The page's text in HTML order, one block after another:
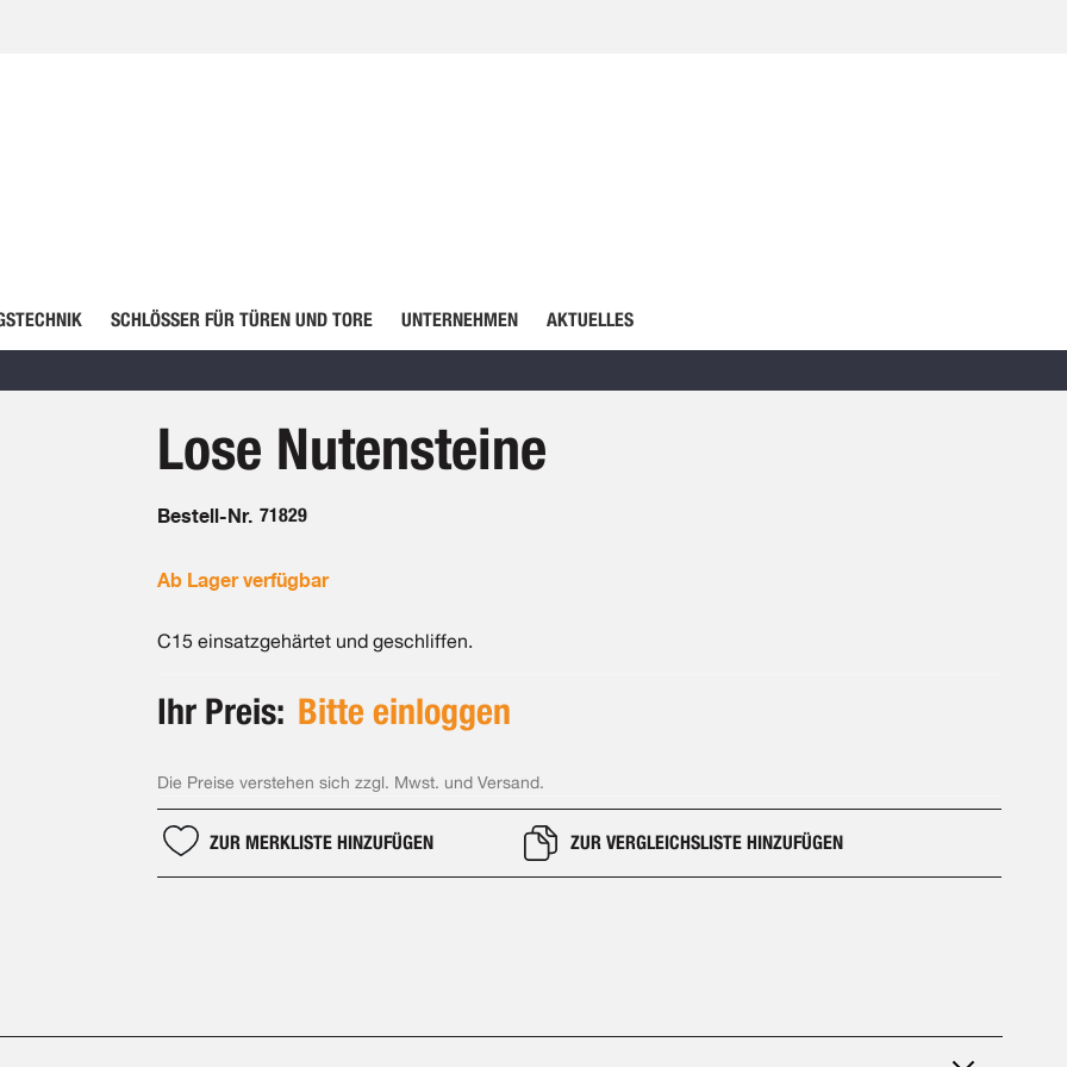
SCHLÖSSER FÜR TÜREN UND TORE UNTERNEHMEN AKTUELLES
Lose Nutensteine
Bestell-Nr. 71829
Ab Lager verfügbar
C15 einsatzgehärtet und geschliffen.
Ihr Preis: Bitte einloggen
Die Preise verstehen sich zzgl. Mwst. und Versand.
ZUR MERKLISTE HINZUFÜGEN ZUR VERGLEICHSLISTE HINZUFÜGEN